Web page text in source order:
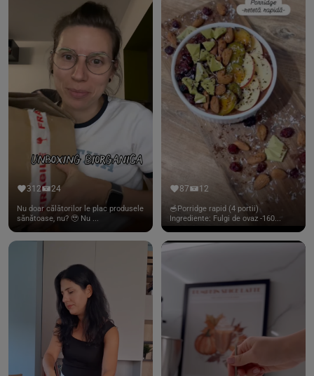
312 24
Nu doar călătorilor le plac produsele
sănătoase, nu? 🥹 Nu ...
87 12
🥣Porridge rapid (4 portii)
Ingrediente: Fulgi de ovaz -160...